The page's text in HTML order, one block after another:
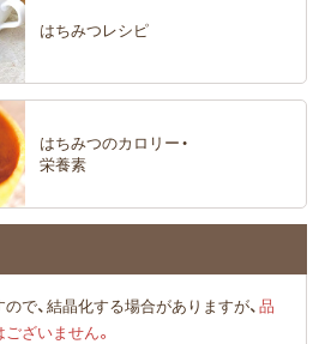
はちみつレシピ
はちみつのカロリー・
栄養素
で、結晶化する場合がありますが、 品
ざいません。